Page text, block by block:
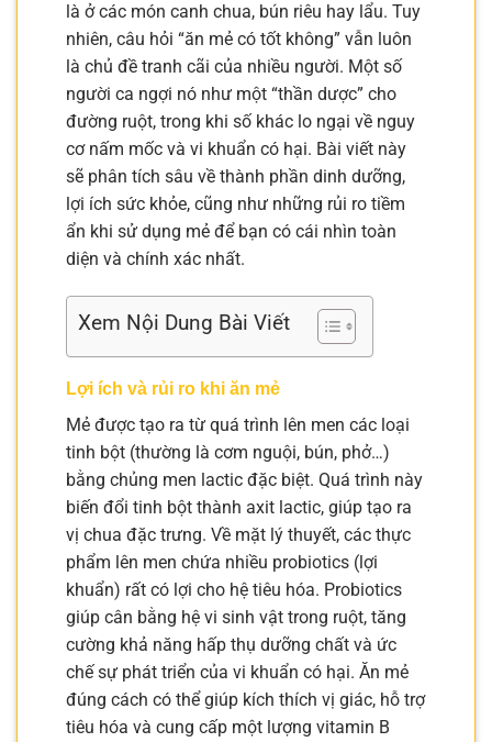
là ở các món canh chua, bún riêu hay lẩu. Tuy
nhiên, câu hỏi “ăn mẻ có tốt không” vẫn luôn
là chủ đề tranh cãi của nhiều người. Một số
người ca ngợi nó như một “thần dược” cho
đường ruột, trong khi số khác lo ngại về nguy
cơ nấm mốc và vi khuẩn có hại. Bài viết này
sẽ phân tích sâu về thành phần dinh dưỡng,
lợi ích sức khỏe, cũng như những rủi ro tiềm
ẩn khi sử dụng mẻ để bạn có cái nhìn toàn
diện và chính xác nhất.
Xem Nội Dung Bài Viết
Lợi ích và rủi ro khi ăn mẻ
Mẻ được tạo ra từ quá trình lên men các loại
tinh bột (thường là cơm nguội, bún, phở…)
bằng chủng men lactic đặc biệt. Quá trình này
biến đổi tinh bột thành axit lactic, giúp tạo ra
vị chua đặc trưng. Về mặt lý thuyết, các thực
phẩm lên men chứa nhiều probiotics (lợi
khuẩn) rất có lợi cho hệ tiêu hóa. Probiotics
giúp cân bằng hệ vi sinh vật trong ruột, tăng
cường khả năng hấp thụ dưỡng chất và ức
chế sự phát triển của vi khuẩn có hại. Ăn mẻ
đúng cách có thể giúp kích thích vị giác, hỗ trợ
tiêu hóa và cung cấp một lượng vitamin B